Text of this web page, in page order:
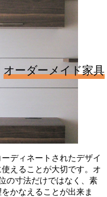
オーダーメイド家具
ディネートされたデザイ
えることが大切です。オ
の寸法だけではなく、素
かなえることが出来ま